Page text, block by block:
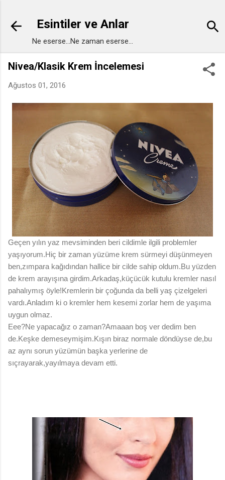
Esintiler ve Anlar
Ne eserse...Ne zaman eserse...
Nivea/Klasik Krem İncelemesi
Ağustos 01, 2016
Geçen yılın yaz mevsiminden beri cildimle ilgili problemler
yaşıyorum.Hiç bir zaman yüzüme krem sürmeyi düşünmeyen
ben,zımpara kağıdından hallice bir cilde sahip oldum.Bu yüzden
de krem arayışına girdim.Arkadaş,küçücük kutulu kremler nasıl
pahalıymış öyle!Kremlerin bir çoğunda da belli yaş çizelgeleri
vardı.Anladım ki o kremler hem kesemi zorlar hem de yaşıma
uygun olmaz.
Eee?Ne yapacağız o zaman?Amaaan boş ver dedim ben
de.Keşke demeseymişim.Kışın biraz normale döndüyse de,bu
az aynı sorun yüzümün başka yerlerine de
sıçrayarak,yayılmaya devam etti.